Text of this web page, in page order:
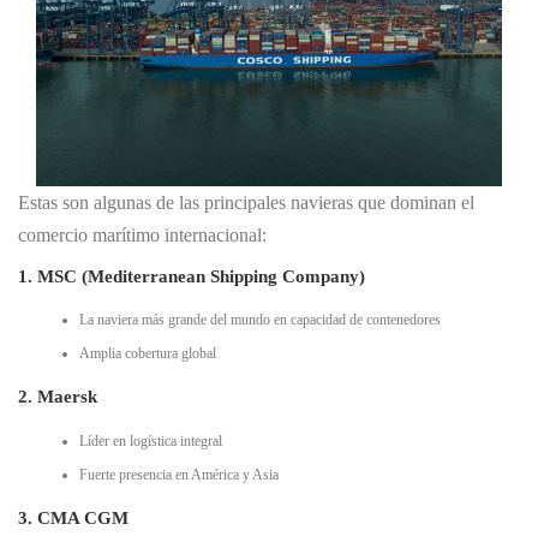
Estas son algunas de las principales navieras que dominan el
comercio marítimo internacional:
1. MSC (Mediterranean Shipping Company)
La naviera más grande del mundo en capacidad de contenedores
Amplia cobertura global
2. Maersk
Líder en logística integral
Fuerte presencia en América y Asia
3. CMA CGM